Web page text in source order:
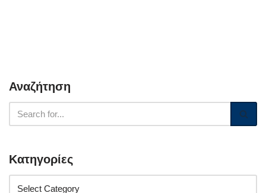
Αναζήτηση
Κατηγορίες